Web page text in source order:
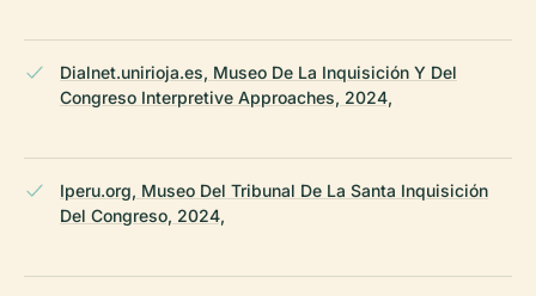
Dialnet.unirioja.es, Museo De La Inquisición Y Del
Congreso Interpretive Approaches, 2024,
Iperu.org, Museo Del Tribunal De La Santa Inquisición
Del Congreso, 2024,